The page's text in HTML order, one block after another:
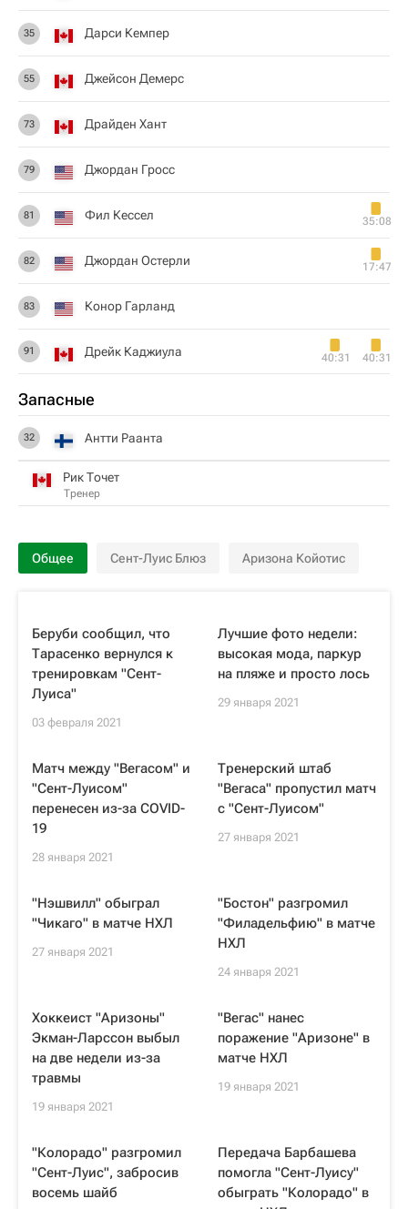
35 Дарси Кемпер
55 Джейсон Демерс
73 Драйден Хант
79 Джордан Гросс
81 Фил Кессел 35:08
82 Джордан Остерли 17:47
83 Конор Гарланд
91 Дрейк Каджиула 40:31 40:31
Запасные
32 Антти Раанта
Рик Точет
Тренер
Общее Сент-Луис Блюз Аризона Койотис
Беруби сообщил, что
Тарасенко вернулся к
тренировкам "Сент-
Луиса"
03 февраля 2021
Лучшие фото недели:
высокая мода, паркур
на пляже и просто лось
29 января 2021
Матч между "Вегасом" и
"Сент-Луисом"
перенесен из-за COVID-
19
28 января 2021
Тренерский штаб
"Вегаса" пропустил матч
с "Сент-Луисом"
27 января 2021
"Нэшвилл" обыграл
"Чикаго" в матче НХЛ
27 января 2021
"Бостон" разгромил
"Филадельфию" в матче
НХЛ
24 января 2021
Хоккеист "Аризоны"
Экман-Ларссон выбыл
на две недели из-за
травмы
19 января 2021
"Вегас" нанес
поражение "Аризоне" в
матче НХЛ
19 января 2021
"Колорадо" разгромил
"Сент-Луис", забросив
восемь шайб
Передача Барбашева
помогла "Сент-Луису"
обыграть "Колорадо" в